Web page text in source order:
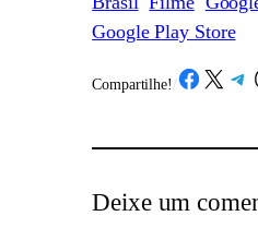
Google Play Store
Compartilhe! /Share on Facebook
Share on X Share
Deixe um